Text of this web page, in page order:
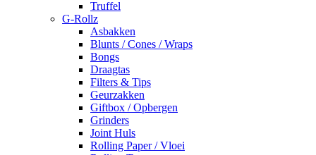
Truffel
G-Rollz
Asbakken
Blunts / Cones / Wraps
Bongs
Draagtas
Filters & Tips
Geurzakken
Giftbox / Opbergen
Grinders
Joint Huls
Rolling Paper / Vloei